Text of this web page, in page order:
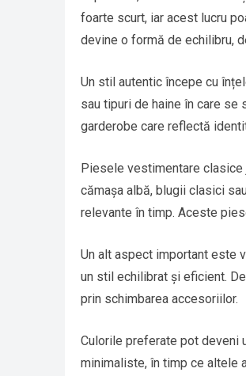
foarte scurt, iar acest lucru
devine o formă de echilibru,
Un stil autentic începe cu
sau tipuri de haine în care
garderobe care reflectă
Piesele vestimentare clasice
cămașa albă, blugii clasici
relevante în timp. Aceste
Un alt aspect important este
un stil echilibrat și eficient.
prin schimbarea accesoriilor.
Culorile preferate pot deveni
minimaliste, în timp ce altele